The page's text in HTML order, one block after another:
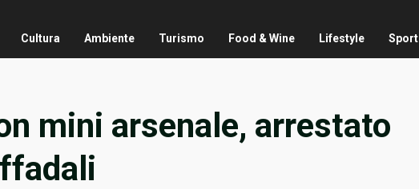
Cultura Ambiente Turismo Food & Wine Lifestyle Sport
mini arsenale, arrestato